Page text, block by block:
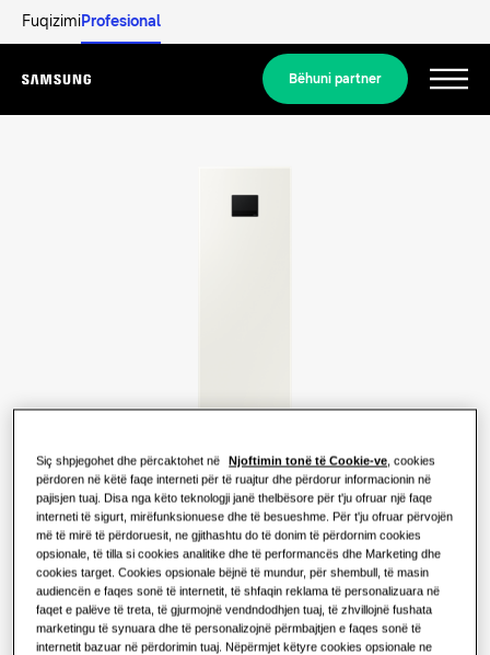
FuqizimiProfesional
Menu
Bëhuni partner
Zgjidhjet e pompës së ngrohjes
ZGJIDHJE PËR NDËRTESA KOMERCIALE
Zgjidhjet e kondicionerit
Komandat
Çfarë është pompa e ngrohjes dhe si
funksionon?
Përfitimet e pompës së ngrohjes
Çfarë është kondicioneri dhe si
funksionon?
Rreth Samsung
KAPACITETI : 200.0L
NGROHJE 35°C: NGROHJE 55°C:
AE200DNXTPHEU
Siç shpjegohet dhe përcaktohet në Njoftimin tonë të Cookie-ve, cookies
përdoren në këtë faqe interneti për të ruajtur dhe përdorur informacionin në
pajisjen tuaj. Disa nga këto teknologji janë thelbësore për t'ju ofruar një faqe
interneti të sigurt, mirëfunksionuese dhe të besueshme. Për t'ju ofruar përvojën
më të mirë të përdoruesit, ne gjithashtu do të donim të përdornim cookies
opsionale, të tilla si cookies analitike dhe të performancës dhe Marketing dhe
cookies target. Cookies opsionale bëjnë të mundur, për shembull, të masin
audiencën e faqes sonë të internetit, të shfaqin reklama të personalizuara në
faqet e palëve të treta, të gjurmojnë vendndodhjen tuaj, të zhvillojnë fushata
marketingu të synuara dhe të personalizojnë përmbajtjen e faqes sonë të
internetit bazuar në përdorimin tuaj. Nëpërmjet këtyre cookies opsionale ne